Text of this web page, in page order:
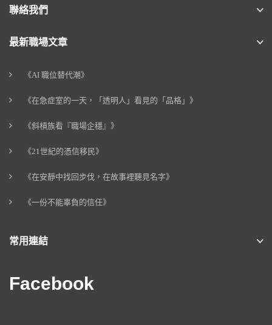
聯絡我們
最新職場文章
《AI 職位替代潮》
《在急症室的一天，「透明人」看見的「品格」》
《斜槓族看『職場企穩』》
《21世紀的憑信移民》
《在安靜中找回步伐，在故事裡聽見名字》
《一份不能辜負的信任》
常用連結
Facebook